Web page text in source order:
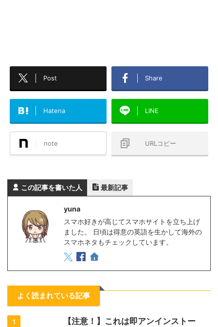
Post Share
Hatena LINE
note URLコピー
この記事を書いた人 最新記事
yuna
スマホ好きが高じてスマホサイトを立ち上げ
ました。 日頃は得意の英語を生かして海外の
スマホネタもチェックしています。
よく読まれている記事
1
【注意！】これは即アンインストー